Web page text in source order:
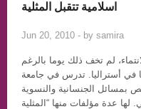
اسلامية تتقبل المثلية
Jun 20, 2010 - by samira
لم تخف ذلك يوما بالرغم
في أستراليا. تدرس في جامعة
بمسائل الجنسانية والنسوية
لها عدة مؤلفات منها “المثلية